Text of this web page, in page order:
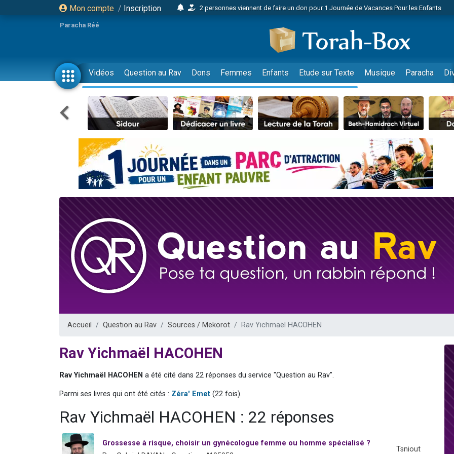
Mon compte / Inscription
2 personnes viennent de faire un don pour 1 Journée de Vacances Pour les Enfants
4 personnes viennent de nous rejoindre sur WhatsApp
Il reste 49 places pour étudier en groupe sur Zoom
23 personnes viennent de faire un don pour Diane, 80 ans, dans un appartement
Eva vient de donner son Maasser
4 personnes viennent de nous rejoindre sur WhatsApp
3 personnes viennent de nous rejoindre sur WhatsApp
3 personnes viennent de faire un don pour 5 jours de vacances aux Orphelins
2 personnes viennent de nous rejoindre sur WhatsApp
13 personnes viennent de demander une bénédiction
12 nouvelles musiques dans Torah-Box Music
30 personnes viennent de faire un don pour Sauvez la jambe de Yohan
Il reste 49 places pour étudier en groupe sur Zoom
3 personnes viennent de nous rejoindre sur WhatsApp
2 personnes viennent de nous rejoindre sur WhatsApp
3 personnes viennent de nous rejoindre sur WhatsApp
2 nouvelles musiques dans Torah-Box Music
Paracha Réé
Vidéos Question au Rav Dons Femmes Enfants Etude sur Texte Musique Paracha
Accueil Question au Rav Sources / Mekorot Rav Yichmaël HACOHEN
Rav Yichmaël HACOHEN
Rav Yichmaël HACOHEN a été cité dans 22 réponses du service "Question au Rav".
Parmi ses livres qui ont été cités : Zéra' Emet (22 fois).
Rav Yichmaël HACOHEN : 22 réponses
Grossesse à risque, choisir un gynécologue femme ou homme spécialisé ?
Tsniout